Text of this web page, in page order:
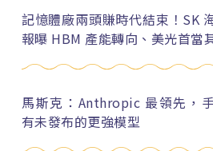
記憶體廠兩頭賺時代結束！SK
報曝 HBM 產能轉向、美光首當
馬斯克：Anthropic 最領先，
有未發布的更強模型